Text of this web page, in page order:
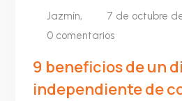
Jazmín,
7 de octubre
0 comentarios
9 beneficios de un
independiente de